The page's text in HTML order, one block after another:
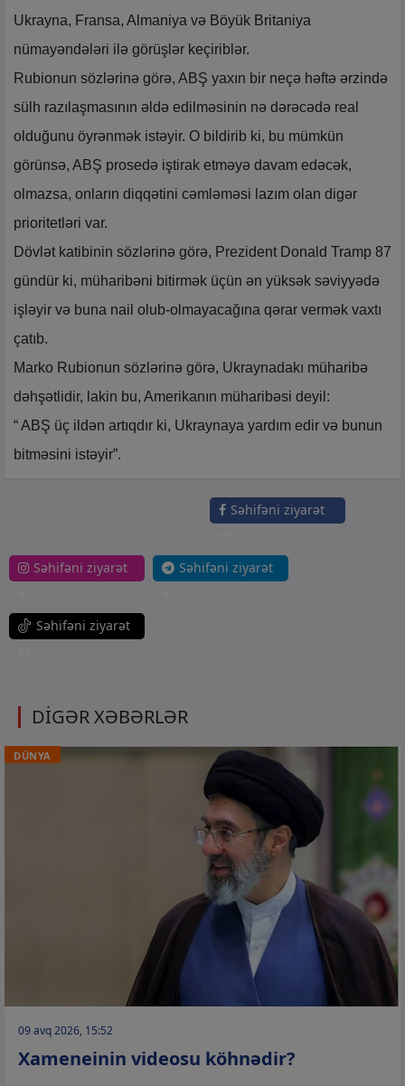
Ukrayna, Fransa, Almaniya və Böyük Britaniya
nümayəndələri ilə görüşlər keçiriblər.
Rubionun sözlərinə görə, ABŞ yaxın bir neçə həftə ərzində
sülh razılaşmasının əldə edilməsinin nə dərəcədə real
olduğunu öyrənmək istəyir. O bildirib ki, bu mümkün
görünsə, ABŞ prosedə iştirak etməyə davam edəcək,
olmazsa, onların diqqətini cəmləməsi lazım olan digər
prioritetləri var.
Dövlət katibinin sözlərinə görə, Prezident Donald Tramp 87
gündür ki, müharibəni bitirmək üçün ən yüksək səviyyədə
işləyir və buna nail olub-olmayacağına qərar vermək vaxtı
çatıb.
Marko Rubionun sözlərinə görə, Ukraynadakı müharibə
dəhşətlidir, lakin bu, Amerikanın müharibəsi deyil:
“ ABŞ üç ildən artıqdır ki, Ukraynaya yardım edir və bunun
bitməsini istəyir”.
Səhifəni ziyarət
Səhifəni ziyarət
Səhifəni ziyarət
Səhifəni ziyarət
DİGƏR XƏBƏRLƏR
DÜNYA
09 avq 2026, 15:52
Xameneinin videosu köhnədir?